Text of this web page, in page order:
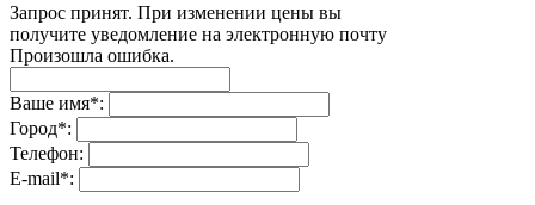
Запрос принят. При изменении цены вы
получите уведомление на электронную почту
Произошла ошибка.
Ваше имя*:
Город*:
Телефон:
E-mail*: